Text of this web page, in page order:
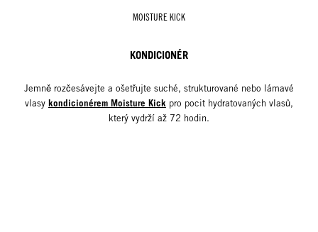
MOISTURE KICK
KONDICIONÉR
Jemně rozčesávejte a ošetřujte suché, strukturované nebo lámavé
vlasy kondicionérem Moisture Kick pro pocit hydratovaných vlasů,
který vydrží až 72 hodin.